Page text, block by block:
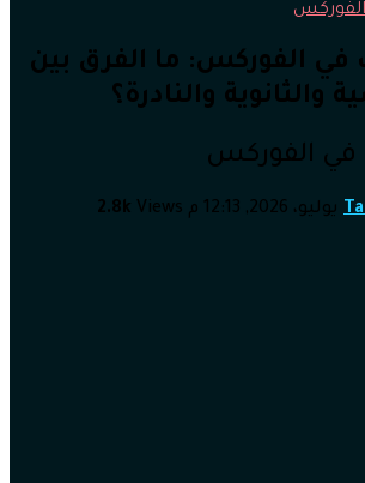
في الفوركس: ما الفرق بين
والثانوية والنادرة؟
في الفوركس
2.8k Views